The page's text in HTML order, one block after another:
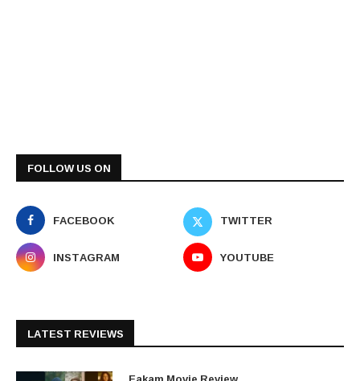
FOLLOW US ON
FACEBOOK
TWITTER
INSTAGRAM
YOUTUBE
LATEST REVIEWS